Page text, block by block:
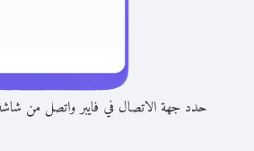
حدد جهة الاتصال في فايبر واتصل من شاشة